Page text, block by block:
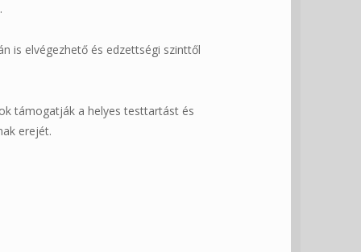
is elvégezhető és edzettségi szinttől
támogatják a helyes testtartást és
erejét.